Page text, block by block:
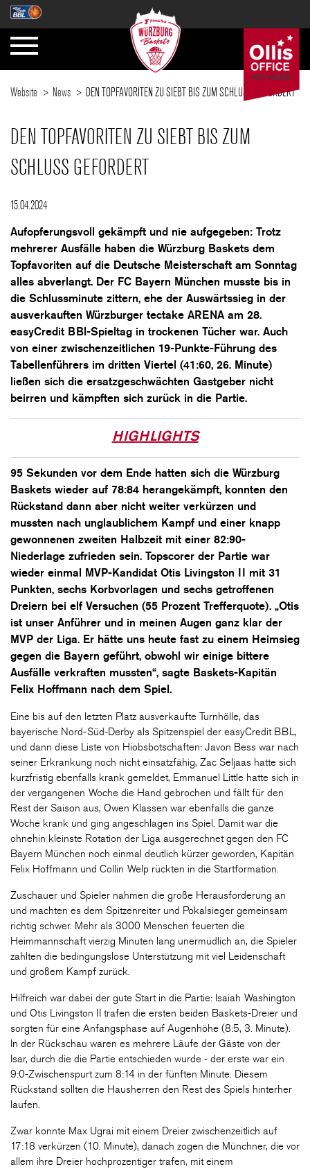
Website News DEN TOPFAVORITEN ZU SIEBT BIS ZUM SCHLUSS GEFORDERT
DEN TOPFAVORITEN ZU SIEBT BIS ZUM
SCHLUSS GEFORDERT
15.04.2024
Aufopferungsvoll gekämpft und nie aufgegeben: Trotz
mehrerer Ausfälle haben die Würzburg Baskets dem
Topfavoriten auf die Deutsche Meisterschaft am Sonntag
alles abverlangt. Der FC Bayern München musste bis in
die Schlussminute zittern, ehe der Auswärtssieg in der
ausverkauften Würzburger tectake ARENA am 28.
easyCredit BBl-Spieltag in trockenen Tücher war. Auch
von einer zwischenzeitlichen 19-Punkte-Führung des
Tabellenführers im dritten Viertel (41:60, 26. Minute)
ließen sich die ersatzgeschwächten Gastgeber nicht
beirren und kämpften sich zurück in die Partie.
HIGHLIGHTS
95 Sekunden vor dem Ende hatten sich die Würzburg
Baskets wieder auf 78:84 herangekämpft, konnten den
Rückstand dann aber nicht weiter verkürzen und
mussten nach unglaublichem Kampf und einer knapp
gewonnenen zweiten Halbzeit mit einer 82:90-
Niederlage zufrieden sein. Topscorer der Partie war
wieder einmal MVP-Kandidat Otis Livingston II mit 31
Punkten, sechs Korbvorlagen und sechs getroffenen
Dreiern bei elf Versuchen (55 Prozent Trefferquote). „Otis
ist unser Anführer und in meinen Augen ganz klar der
MVP der Liga. Er hätte uns heute fast zu einem Heimsieg
gegen die Bayern geführt, obwohl wir einige bittere
Ausfälle verkraften mussten“, sagte Baskets-Kapitän
Felix Hoffmann nach dem Spiel.
Eine bis auf den letzten Platz ausverkaufte Turnhölle, das
bayerische Nord-Süd-Derby als Spitzenspiel der easyCredit BBL,
und dann diese Liste von Hiobsbotschaften: Javon Bess war nach
seiner Erkrankung noch nicht einsatzfähig, Zac Seljaas hatte sich
kurzfristig ebenfalls krank gemeldet, Emmanuel Little hatte sich in
der vergangenen Woche die Hand gebrochen und fällt für den
Rest der Saison aus, Owen Klassen war ebenfalls die ganze
Woche krank und ging angeschlagen ins Spiel. Damit war die
ohnehin kleinste Rotation der Liga ausgerechnet gegen den FC
Bayern München noch einmal deutlich kürzer geworden, Kapitän
Felix Hoffmann und Collin Welp rückten in die Startformation.
Zuschauer und Spieler nahmen die große Herausforderung an
und machten es dem Spitzenreiter und Pokalsieger gemeinsam
richtig schwer. Mehr als 3000 Menschen feuerten die
Heimmannschaft vierzig Minuten lang unermüdlich an, die Spieler
zahlten die bedingungslose Unterstützung mit viel Leidenschaft
und großem Kampf zurück.
Hilfreich war dabei der gute Start in die Partie: Isaiah Washington
und Otis Livingston II trafen die ersten beiden Baskets-Dreier und
sorgten für eine Anfangsphase auf Augenhöhe (8:5, 3. Minute).
In der Rückschau waren es mehrere Läufe der Gäste von der
Isar, durch die die Partie entschieden wurde - der erste war ein
9:0-Zwischenspurt zum 8:14 in der fünften Minute. Diesem
Rückstand sollten die Hausherren den Rest des Spiels hinterher
laufen.
Zwar konnte Max Ugrai mit einem Dreier zwischenzeitlich auf
17:18 verkürzen (10. Minute), danach zogen die Münchner, die vor
allem ihre Dreier hochprozentiger trafen, mit einem